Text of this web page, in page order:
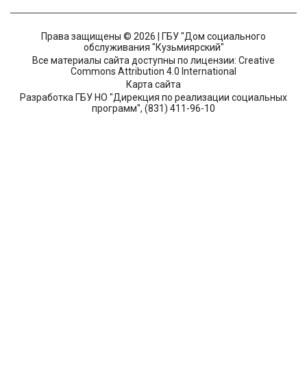
Права защищены © 2026 | ГБУ "Дом социального
обслуживания "Кузьмиярский"
Все материалы сайта доступны по лицензии: Creative
Commons Attribution 4.0 International
Карта сайта
Разработка ГБУ НО "Дирекция по реализации социальных
программ", (831) 411-96-10